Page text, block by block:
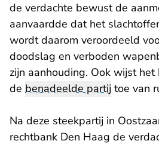
de verdachte bewust de
aanvaardde dat het
wordt daarom veroordeeld
doodslag en verboden
zijn aanhouding. Ook wijst
de benadeelde partij toe van
Na deze steekpartij in
rechtbank Den Haag de